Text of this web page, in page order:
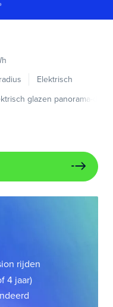
Elektrisch
glazen panorama-dak
rijden
4 jaar)